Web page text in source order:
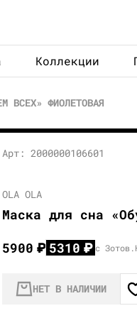
Коллекции
ВСЕХ» ФИОЛЕТОВАЯ
Арт: 2000000106601
OLA OLA
Маска для сна
5900₽ 5310₽ с
НЕТ В НАЛИЧИИ